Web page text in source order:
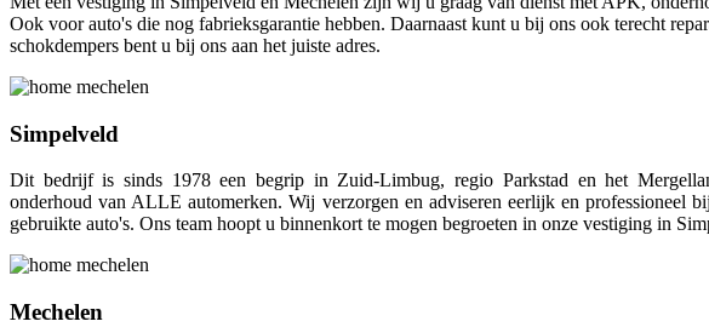
Ook voor auto's die nog fabrieksgarantie hebben. Daarnaast kunt u bij ons ook terecht
schokdempers bent u bij ons aan het juiste adres.
Simpelveld
Dit bedrijf is sinds 1978 een begrip in Zuid-Limbug, regio Parkstad en het
onderhoud van ALLE automerken. Wij verzorgen en adviseren eerlijk en professioneel
gebruikte auto's. Ons team hoopt u binnenkort te mogen begroeten in onze vestiging in
Mechelen